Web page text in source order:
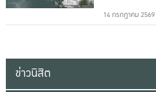
14 กรกฎาคม 2569
ข่าวนิสิต